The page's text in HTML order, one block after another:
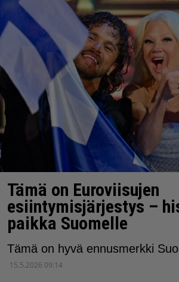
Tämä on Euroviisujen
esiintymisjärjestys –
paikka Suomelle
Tämä on hyvä ennusmerkki
15.5.2026 09:14